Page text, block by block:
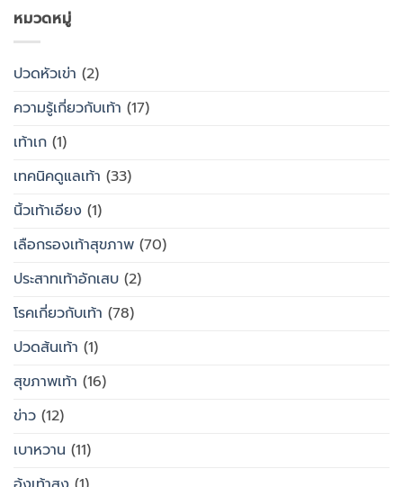
หมวดหมู่
ปวดหัวเข่า (2)
ความรู้เกี่ยวกับเท้า (17)
เท้าเก (1)
เทคนิคดูแลเท้า (33)
นิ้วเท้าเอียง (1)
เลือกรองเท้าสุขภาพ (70)
ประสาทเท้าอักเสบ (2)
โรคเกี่ยวกับเท้า (78)
ปวดส้นเท้า (1)
สุขภาพเท้า (16)
ข่าว (12)
เบาหวาน (11)